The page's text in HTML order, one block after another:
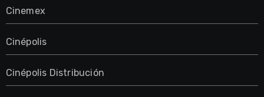
Cinemex
Cinépolis
Cinépolis Distribución